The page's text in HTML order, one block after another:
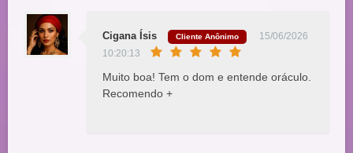
Cigana Ísis Cliente Anônimo
15/06/2026
10:20:13
Muito boa! Tem o dom e entende oráculo.
Recomendo +